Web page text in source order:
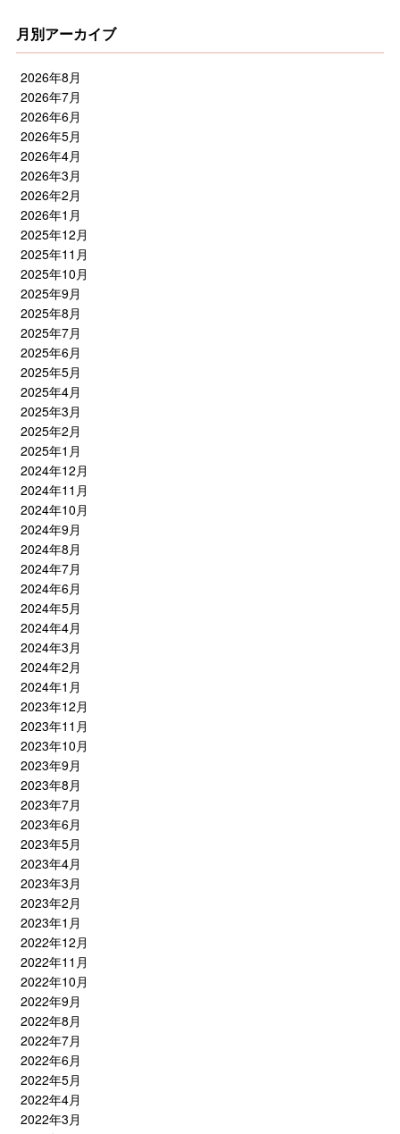
月別アーカイブ
2026年8月
2026年7月
2026年6月
2026年5月
2026年4月
2026年3月
2026年2月
2026年1月
2025年12月
2025年11月
2025年10月
2025年9月
2025年8月
2025年7月
2025年6月
2025年5月
2025年4月
2025年3月
2025年2月
2025年1月
2024年12月
2024年11月
2024年10月
2024年9月
2024年8月
2024年7月
2024年6月
2024年5月
2024年4月
2024年3月
2024年2月
2024年1月
2023年12月
2023年11月
2023年10月
2023年9月
2023年8月
2023年7月
2023年6月
2023年5月
2023年4月
2023年3月
2023年2月
2023年1月
2022年12月
2022年11月
2022年10月
2022年9月
2022年8月
2022年7月
2022年6月
2022年5月
2022年4月
2022年3月